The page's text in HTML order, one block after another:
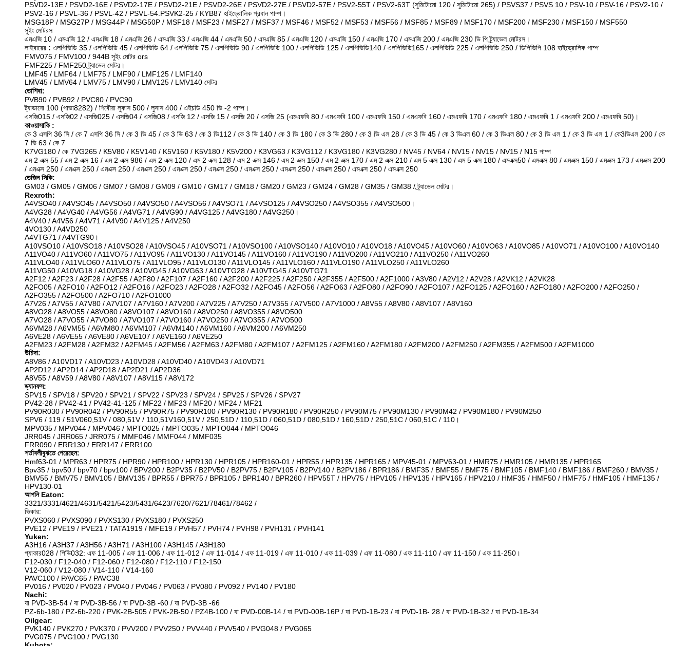
PSVD2-13E / PSVD2-16E / PSVD2-17E / PSVD2-21E / PSVD2-26E / PSVD2-27E / PSVD2-57E / PSV2-55T / PSV2-63T (সুমিটোমো 120 / সুমিটোমো 265) / PSVS37 / PSVS 10 / PSV-10 / PSV-16 / PSV2-10 /
PSV2-16 / PSVL-36 / PSVL-42 / PSVL-54.PSVK2-25 / KYB87 হাইড্রোলিক প্রধান পাম্প।
MSG18P / MSG27P / MSG44P / MSG50P / MSF18 / MSF23 / MSF27 / MSF37 / MSF46 / MSF52 / MSF53 / MSF56 / MSF85 / MSF89 / MSF170 / MSF200 / MSF230 / MSF150 / MSF550
সুইং মোটরস
এমএজি 10 / এমএজি 12 / এমএজি 18 / এমএজি 26 / এমএজি 33 / এমএজি 44 / এমএজি 50 / এমএজি 85 / এমএজি 120 / এমএজি 150 / এমএজি 170 / এমএজি 200 / এমএজি 230 ভি পি ট্র্যাভেল মোটরস।
লাইবারের : এলপিভিডি 35 / এলপিভিডি 45 / এলপিভিডি 64 / এলপিভিডি 75 / এলপিভিডি 90 / এলপিভিডি 100 / এলপিভিডি 125 / এলপিভিডি140 / এলপিভিডি165 / এলপিভিডি 225 / এলপিভিডি 250 / ডিপিভিপি 108 হাইড্রোলিক পাম্প
FMV075 / FMV100 / 944B সুইং মোটর ors
FMF225 / FMF250 ট্র্যাভেল মোটর।
LMF45 / LMF64 / LMF75 / LMF90 / LMF125 / LMF140
LMV45 / LMV64 / LMV75 / LMV90 / LMV125 / LMV140 মোটর
তোশিবা:
PVB90 / PVB92 / PVC80 / PVC90
ট্যাডানো 100 (পাভা8282) / শিবৌরা লুকাস 500 / লুসাস 400 / এইচডি 450 ভি -2 পাম্প।
এসজি015 / এসজি02 / এসজি025 / এসজি04 / এসজি08 / এসজি 12 / এসজি 15 / এসজি 20 / এসজি 25 (এমএফবি 80 / এমএফবি 100 / এমএফবি 150 / এমএফবি 160 / এমএফবি 170 / এমএফবি 180 / এমএফবি 1 / এমএফবি 200 / এমএফবি 50)।
কাওয়াসাকি :
কে 3 এসপি 36 সি / কে 7 এসপি 36 সি / কে 3 ভি 45 / কে 3 ভি 63 / কে 3 ভি112 / কে 3 ভি 140 / কে 3 ভি 180 / কে 3 ভি 280 / কে 3 ভি এল 28 / কে 3 ভি 45 / কে 3 ভিএল 60 / কে 3 ভিএল 80 / কে 3 ভি এল 1 / কে 3 ভি এল 1 / কে3ভিএল 200 / কে
7 ভি 63 / কে 7
K7VG180 / কে 7VG265 / K5V80 / K5V140 / K5V160 / K5V180 / K5V200 / K3VG63 / K3VG112 / K3VG180 / K3VG280 / NV45 / NV64 / NV15 / NV15 / NV15 / N15 পাম্প
এম 2 এক্স 55 / এম 2 এক্স 16 / এম 2 এক্স 986 / এম 2 এক্স 120 / এম 2 এক্স 128 / এম 2 এক্স 146 / এম 2 এক্স 150 / এম 2 এক্স 170 / এম 2 এক্স 210 / এম 5 এক্স 130 / এম 5 এক্স 180 / এমএক্স50 / এমএক্স 80 / এমএক্স 150 / এমএক্স 173 / এমএক্স 200
/ এমএক্স 250 / এমএক্স 250 / এমএক্স 250 / এমএক্স 250 / এমএক্স 250 / এমএক্স 250 / এমএক্স 250 / এমএক্স 250 / এমএক্স 250 / এমএক্স 250 / এমএক্স 250
তেজিন সিকি:
GM03 / GM05 / GM06 / GM07 / GM08 / GM09 / GM10 / GM17 / GM18 / GM20 / GM23 / GM24 / GM28 / GM35 / GM38 / ট্র্যাভেল মোটর।
Rexroth:
A4VSO40 / A4VSO45 / A4VSO50 / A4VSO50 / A4VSO56 / A4VSO71 / A4VSO125 / A4VSO250 / A4VSO355 / A4VSO500।
A4VG28 / A4VG40 / A4VG56 / A4VG71 / A4VG90 / A4VG125 / A4VG180 / A4VG250।
A4V40 / A4V56 / A4V71 / A4V90 / A4V125 / A4V250
4VO130 / A4VD250
A4VTG71 / A4VTG90।
A10VSO10 / A10VSO18 / A10VSO28 / A10VSO45 / A10VSO71 / A10VSO100 / A10VSO140 / A10VO10 / A10VO18 / A10VO45 / A10VO60 / A10VO63 / A10VO85 / A10VO71 / A10VO100 / A10VO140
A11VO40 / A11VO60 / A11VO75 / A11VO95 / A11VO130 / A11VO145 / A11VO160 / A11VO190 / A11VO200 / A11VO210 / A11VO250 / A11VO260
A11VLO40 / A11VLO60 / A11VLO75 / A11VLO95 / A11VLO130 / A11VLO145 / A11VLO160 / A11VLO190 / A11VLO250 / A11VLO260
A11VG50 / A10VG18 / A10VG28 / A10VG45 / A10VG63 / A10VTG28 / A10VTG45 / A10VTG71
A2F12 / A2F23 / A2F28 / A2F55 / A2F80 / A2F107 / A2F160 / A2F200 / A2F225 / A2F250 / A2F355 / A2F500 / A2F1000 / A3V80 / A2V12 / A2V28 / A2VK12 / A2VK28
A2FO05 / A2FO10 / A2FO12 / A2FO16 / A2FO23 / A2FO28 / A2FO32 / A2FO45 / A2FO56 / A2FO63 / A2FO80 / A2FO90 / A2FO107 / A2FO125 / A2FO160 / A2FO180 / A2FO200 / A2FO250 /
A2FO355 / A2FO500 / A2FO710 / A2FO1000
A7V26 / A7V55 / A7V80 / A7V107 / A7V160 / A7V200 / A7V225 / A7V250 / A7V355 / A7V500 / A7V1000 / A8V55 / A8V80 / A8V107 / A8V160
A8VO28 / A8VO55 / A8VO80 / A8VO107 / A8VO160 / A8VO250 / A8VO355 / A8VO500
A7VO28 / A7VO55 / A7VO80 / A7VO107 / A7VO160 / A7VO250 / A7VO355 / A7VO500
A6VM28 / A6VM55 / A6VM80 / A6VM107 / A6VM140 / A6VM160 / A6VM200 / A6VM250
A6VE28 / A6VE55 / A6VE80 / A6VE107 / A6VE160 / A6VE250
A2FM23 / A2FM28 / A2FM32 / A2FM45 / A2FM56 / A2FM63 / A2FM80 / A2FM107 / A2FM125 / A2FM160 / A2FM180 / A2FM200 / A2FM250 / A2FM355 / A2FM500 / A2FM1000
উচিদা:
A8V86 / A10VD17 / A10VD23 / A10VD28 / A10VD40 / A10VD43 / A10VD71
AP2D12 / AP2D14 / AP2D18 / AP2D21 / AP2D36
A8V55 / A8V59 / A8V80 / A8V107 / A8V115 / A8V172
ড্যানফস:
SPV15 / SPV18 / SPV20 / SPV21 / SPV22 / SPV23 / SPV24 / SPV25 / SPV26 / SPV27
PV42-28 / PV42-41 / PV42-41-125 / MF22 / MF23 / MF20 / MF24 / MF21
PV90R030 / PV90R042 / PV90R55 / PV90R75 / PV90R100 / PV90R130 / PV90R180 / PV90R250 / PV90M75 / PV90M130 / PV90M42 / PV90M180 / PV90M250
SPV6 / 119 / 51V060,51V / 080,51V / 110,51V160,51V / 250,51D / 110,51D / 060,51D / 080,51D / 160,51D / 250,51C / 060,51C / 110।
MPV035 / MPV044 / MPV046 / MPTO025 / MPTO035 / MPTO044 / MPTO046
JRR045 / JRR065 / JRR075 / MMF046 / MMF044 / MMF035
FRR090 / ERR130 / ERR147 / ERR100
শর্তাবলীবুঝতে পেরেছেন:
Hmf63-01 / MPR63 / HPR75 / HPR90 / HPR100 / HPR130 / HPR105 / HPR160-01 / HPR55 / HPR135 / HPR165 / MPV45-01 / MPV63-01 / HMR75 / HMR105 / HMR135 / HPR165
Bpv35 / bpv50 / bpv70 / bpv100 / BPV200 / B2PV35 / B2PV50 / B2PV75 / B2PV105 / B2PV140 / B2PV186 / BPR186 / BMF35 / BMF55 / BMF75 / BMF105 / BMF140 / BMF186 / BMF260 / BMV35 /
BMV55 / BMV75 / BMV105 / BMV135 / BPR55 / BPR75 / BPR105 / BPR140 / BPR260 / HPV55T / HPV75 / HPV105 / HPV135 / HPV165 / HPV210 / HMF35 / HMF50 / HMF75 / HMF105 / HMF135 /
HPV130-01
আপনি Eaton:
3321/3331/4621/4631/5421/5423/5431/6423/7620/7621/78461/78462 /
ভিকার:
PVXS060 / PVXS090 / PVXS130 / PVXS180 / PVXS250
PVE12 / PVE19 / PVE21 / TATA1919 / MFE19 / PVH57 / PVH74 / PVH98 / PVH131 / PVH141
Yuken:
A3H16 / A3H37 / A3H56 / A3H71 / A3H100 / A3H145 / A3H180
প্যাকার028 / পিভি032: এফ 11-005 / এফ 11-006 / এফ 11-012 / এফ 11-014 / এফ 11-019 / এফ 11-010 / এফ 11-039 / এফ 11-080 / এফ 11-110 / এফ 11-150 / এফ 11-250।
F12-030 / F12-040 / F12-060 / F12-080 / F12-110 / F12-150
V12-060 / V12-080 / V14-110 / V14-160
PAVC100 / PAVC65 / PAVC38
PV016 / PV020 / PV023 / PV040 / PV046 / PV063 / PV080 / PV092 / PV140 / PV180
Nachi:
যা PVD-3B-54 / যা PVD-3B-56 / যা PVD-3B -60 / যা PVD-3B -66
PZ-6b-180 / PZ-6b-220 / PVK-2B-505 / PVK-2B-50 / PZ4B-100 / যা PVD-00B-14 / যা PVD-00B-16P / যা PVD-1B-23 / যা PVD-1B- 28 / যা PVD-1B-32 / যা PVD-1B-34
Oilgear:
PVK140 / PVK270 / PVK370 / PVV200 / PVV250 / PVV440 / PVV540 / PVG048 / PVG065
PVG075 / PVG100 / PVG130